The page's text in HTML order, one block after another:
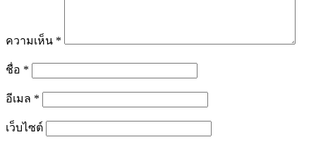
ความเห็น *
ชื่อ *
อีเมล *
เว็บไซต์